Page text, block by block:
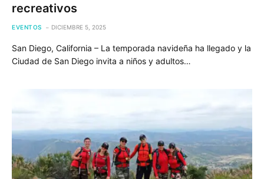
recreativos
EVENTOS DICIEMBRE 5, 2025
San Diego, California – La temporada navideña ha llegado y la
Ciudad de San Diego invita a niños y adultos…